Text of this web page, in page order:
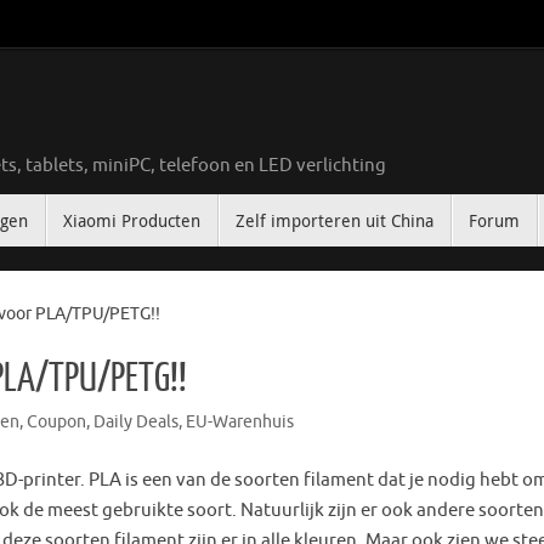
tablets, miniPC, telefoon en LED verlichting
Xiaomi Producten Zelf importeren uit China Forum
PLA/TPU/PETG!!
TPU/PETG!!
,Coupon, Daily Deals, EU-Warenhuis
printer. PLA is een van de soorten filament dat je nodig hebt
de meest gebruikte soort. Natuurlijk zijn er ook andere soorten